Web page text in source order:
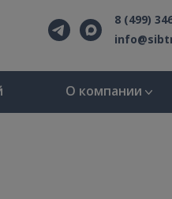
8 (499)
О компании